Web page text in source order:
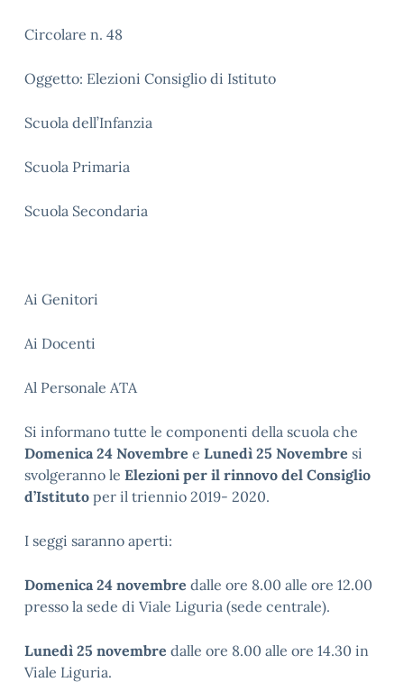
Circolare n. 48
Oggetto: Elezioni Consiglio di Istituto
Scuola dell’Infanzia
Scuola Primaria
Scuola Secondaria
Ai Genitori
Ai Docenti
Al Personale ATA
Si informano tutte le componenti della scuola che
Domenica 24 Novembre e Lunedì 25 Novembre si
svolgeranno le Elezioni per il rinnovo del Consiglio
d’Istituto per il triennio 2019- 2020.
I seggi saranno aperti:
Domenica 24 novembre dalle ore 8.00 alle ore 12.00
presso la sede di Viale Liguria (sede centrale).
Lunedì 25 novembre dalle ore 8.00 alle ore 14.30 in
Viale Liguria.